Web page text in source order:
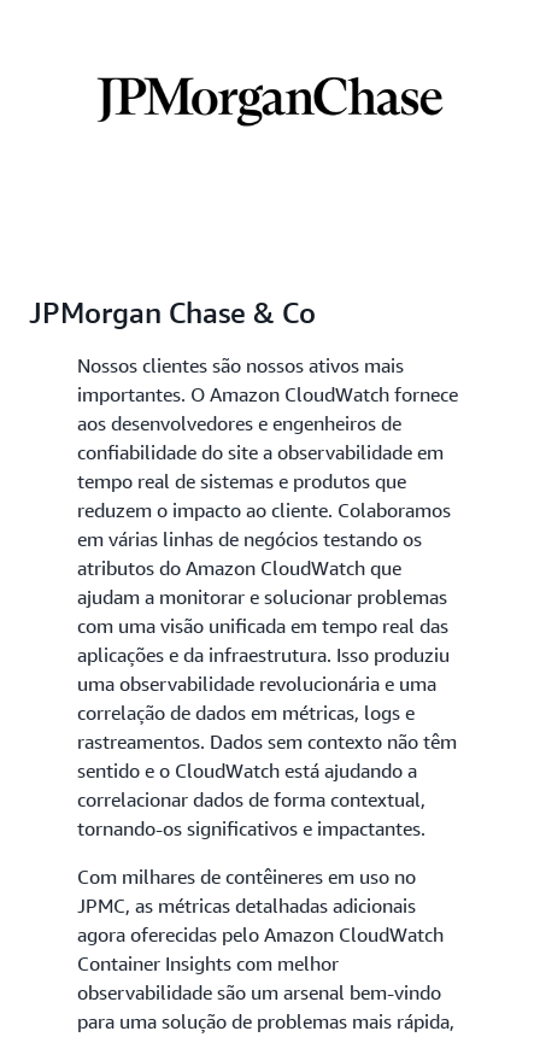
JPMorgan Chase & Co
Nossos clientes são nossos ativos mais
importantes. O Amazon CloudWatch fornece
aos desenvolvedores e engenheiros de
confiabilidade do site a observabilidade em
tempo real de sistemas e produtos que
reduzem o impacto ao cliente. Colaboramos
em várias linhas de negócios testando os
atributos do Amazon CloudWatch que
ajudam a monitorar e solucionar problemas
com uma visão unificada em tempo real das
aplicações e da infraestrutura. Isso produziu
uma observabilidade revolucionária e uma
correlação de dados em métricas, logs e
rastreamentos. Dados sem contexto não têm
sentido e o CloudWatch está ajudando a
correlacionar dados de forma contextual,
tornando-os significativos e impactantes.
Com milhares de contêineres em uso no
JPMC, as métricas detalhadas adicionais
agora oferecidas pelo Amazon CloudWatch
Container Insights com melhor
observabilidade são um arsenal bem-vindo
para uma solução de problemas mais rápida,